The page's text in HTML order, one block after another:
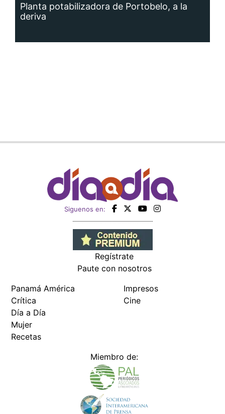
Planta potabilizadora de Portobelo, a la
deriva
Siguenos en:
Regístrate
Paute con nosotros
Panamá América
Crítica
Día a Día
Mujer
Recetas
Impresos
Cine
Miembro de: